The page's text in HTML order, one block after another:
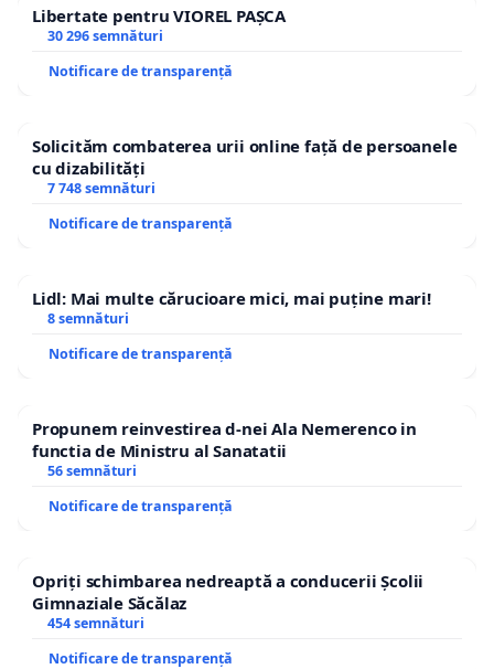
Libertate pentru VIOREL PAȘCA
30 296 semnături
Notificare de transparență
Solicităm combaterea urii online față de persoanele
cu dizabilități
7 748 semnături
Notificare de transparență
Lidl: Mai multe cărucioare mici, mai puține mari!
8 semnături
Notificare de transparență
Propunem reinvestirea d-nei Ala Nemerenco in
functia de Ministru al Sanatatii
56 semnături
Notificare de transparență
Opriți schimbarea nedreaptă a conducerii Școlii
Gimnaziale Săcălaz
454 semnături
Notificare de transparență